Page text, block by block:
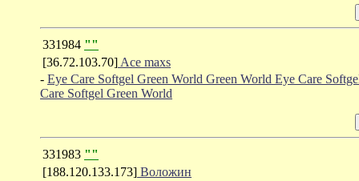
331984 ""
[36.72.103.70] Ace maxs
- Eye Care Softgel Green World Green World Eye Care
Care Softgel Green World
331983 ""
[188.120.133.173] Воложин